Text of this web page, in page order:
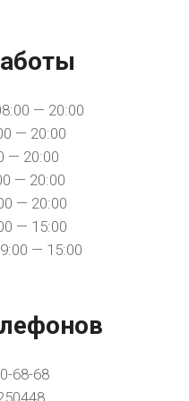
— 20:00
— 20:00
— 20:00
— 20:00
— 20:00
— 15:00
— 15:00
68-68